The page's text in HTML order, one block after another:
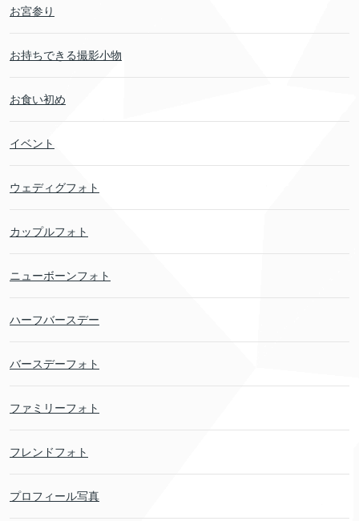
お宮参り
お持ちできる撮影小物
お食い初め
イベント
ウェディグフォト
カップルフォト
ニューボーンフォト
ハーフバースデー
バースデーフォト
ファミリーフォト
フレンドフォト
プロフィール写真